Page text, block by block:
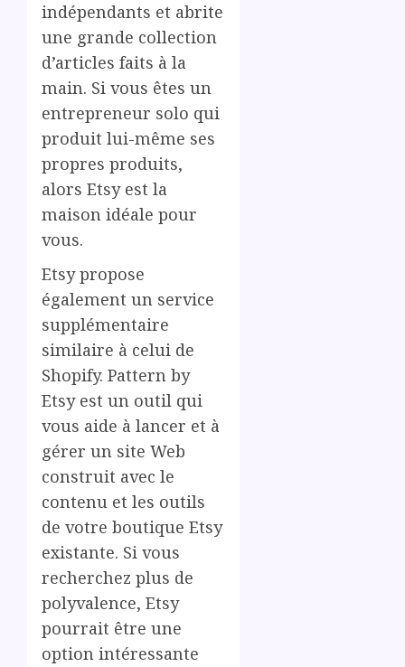
indépendants et abrite
une grande collection
d’articles faits à la
main. Si vous êtes un
entrepreneur solo qui
produit lui-même ses
propres produits,
alors Etsy est la
maison idéale pour
vous.
Etsy propose
également un service
supplémentaire
similaire à celui de
Shopify. Pattern by
Etsy est un outil qui
vous aide à lancer et à
gérer un site Web
construit avec le
contenu et les outils
de votre boutique Etsy
existante. Si vous
recherchez plus de
polyvalence, Etsy
pourrait être une
option intéressante